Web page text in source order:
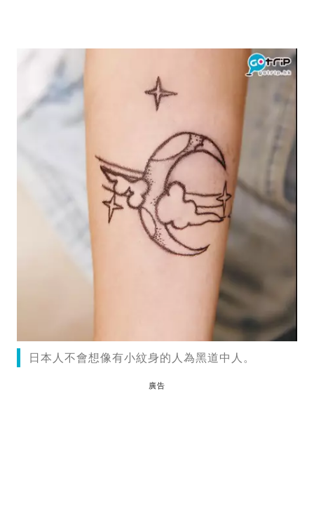
日本人不會想像有小紋身的人為黑道中人。
廣告